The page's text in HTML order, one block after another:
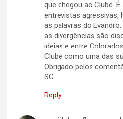
que chegou ao Clube.
entrevistas agressivas,
as palavras do
as divergências são
ideias e entre
Clube como uma das
Obrigado pelos
SC
Reply